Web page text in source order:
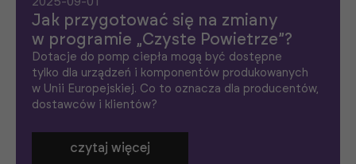
Jak przygotować się na zmiany
w programie „Czyste Powietrze”?
Dotacje do pomp ciepła mogą być dostępne
tylko dla urządzeń i komponentów produkowanych
w Unii Europejskiej. Co to oznacza dla producentów,
dostawców i klientów?
czytaj więcej